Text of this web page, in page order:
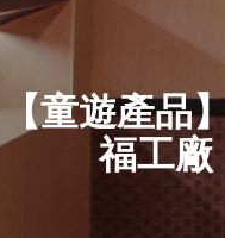
【童遊產品
福工